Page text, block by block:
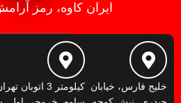
ایران کاوه، رمز
خلیج فارس، خیابان
کیلومتر 3 اتوبان